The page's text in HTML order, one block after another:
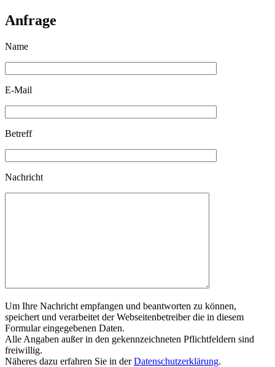
Anfrage
Name
E-Mail
Betreff
Nachricht
Um Ihre Nachricht empfangen und beantworten zu können,
speichert und verarbeitet der Webseitenbetreiber die in diesem
Formular eingegebenen Daten.
Alle Angaben außer in den gekennzeichneten Pflichtfeldern sind
freiwillig.
Näheres dazu erfahren Sie in derDatenschutzerklärung.